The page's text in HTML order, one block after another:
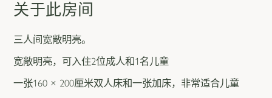
关于此房间
三人间宽敞明亮。
宽敞明亮，可入住2位成人和1名儿童
一张160 × 200厘米双人床和一张加床，非常适合儿童